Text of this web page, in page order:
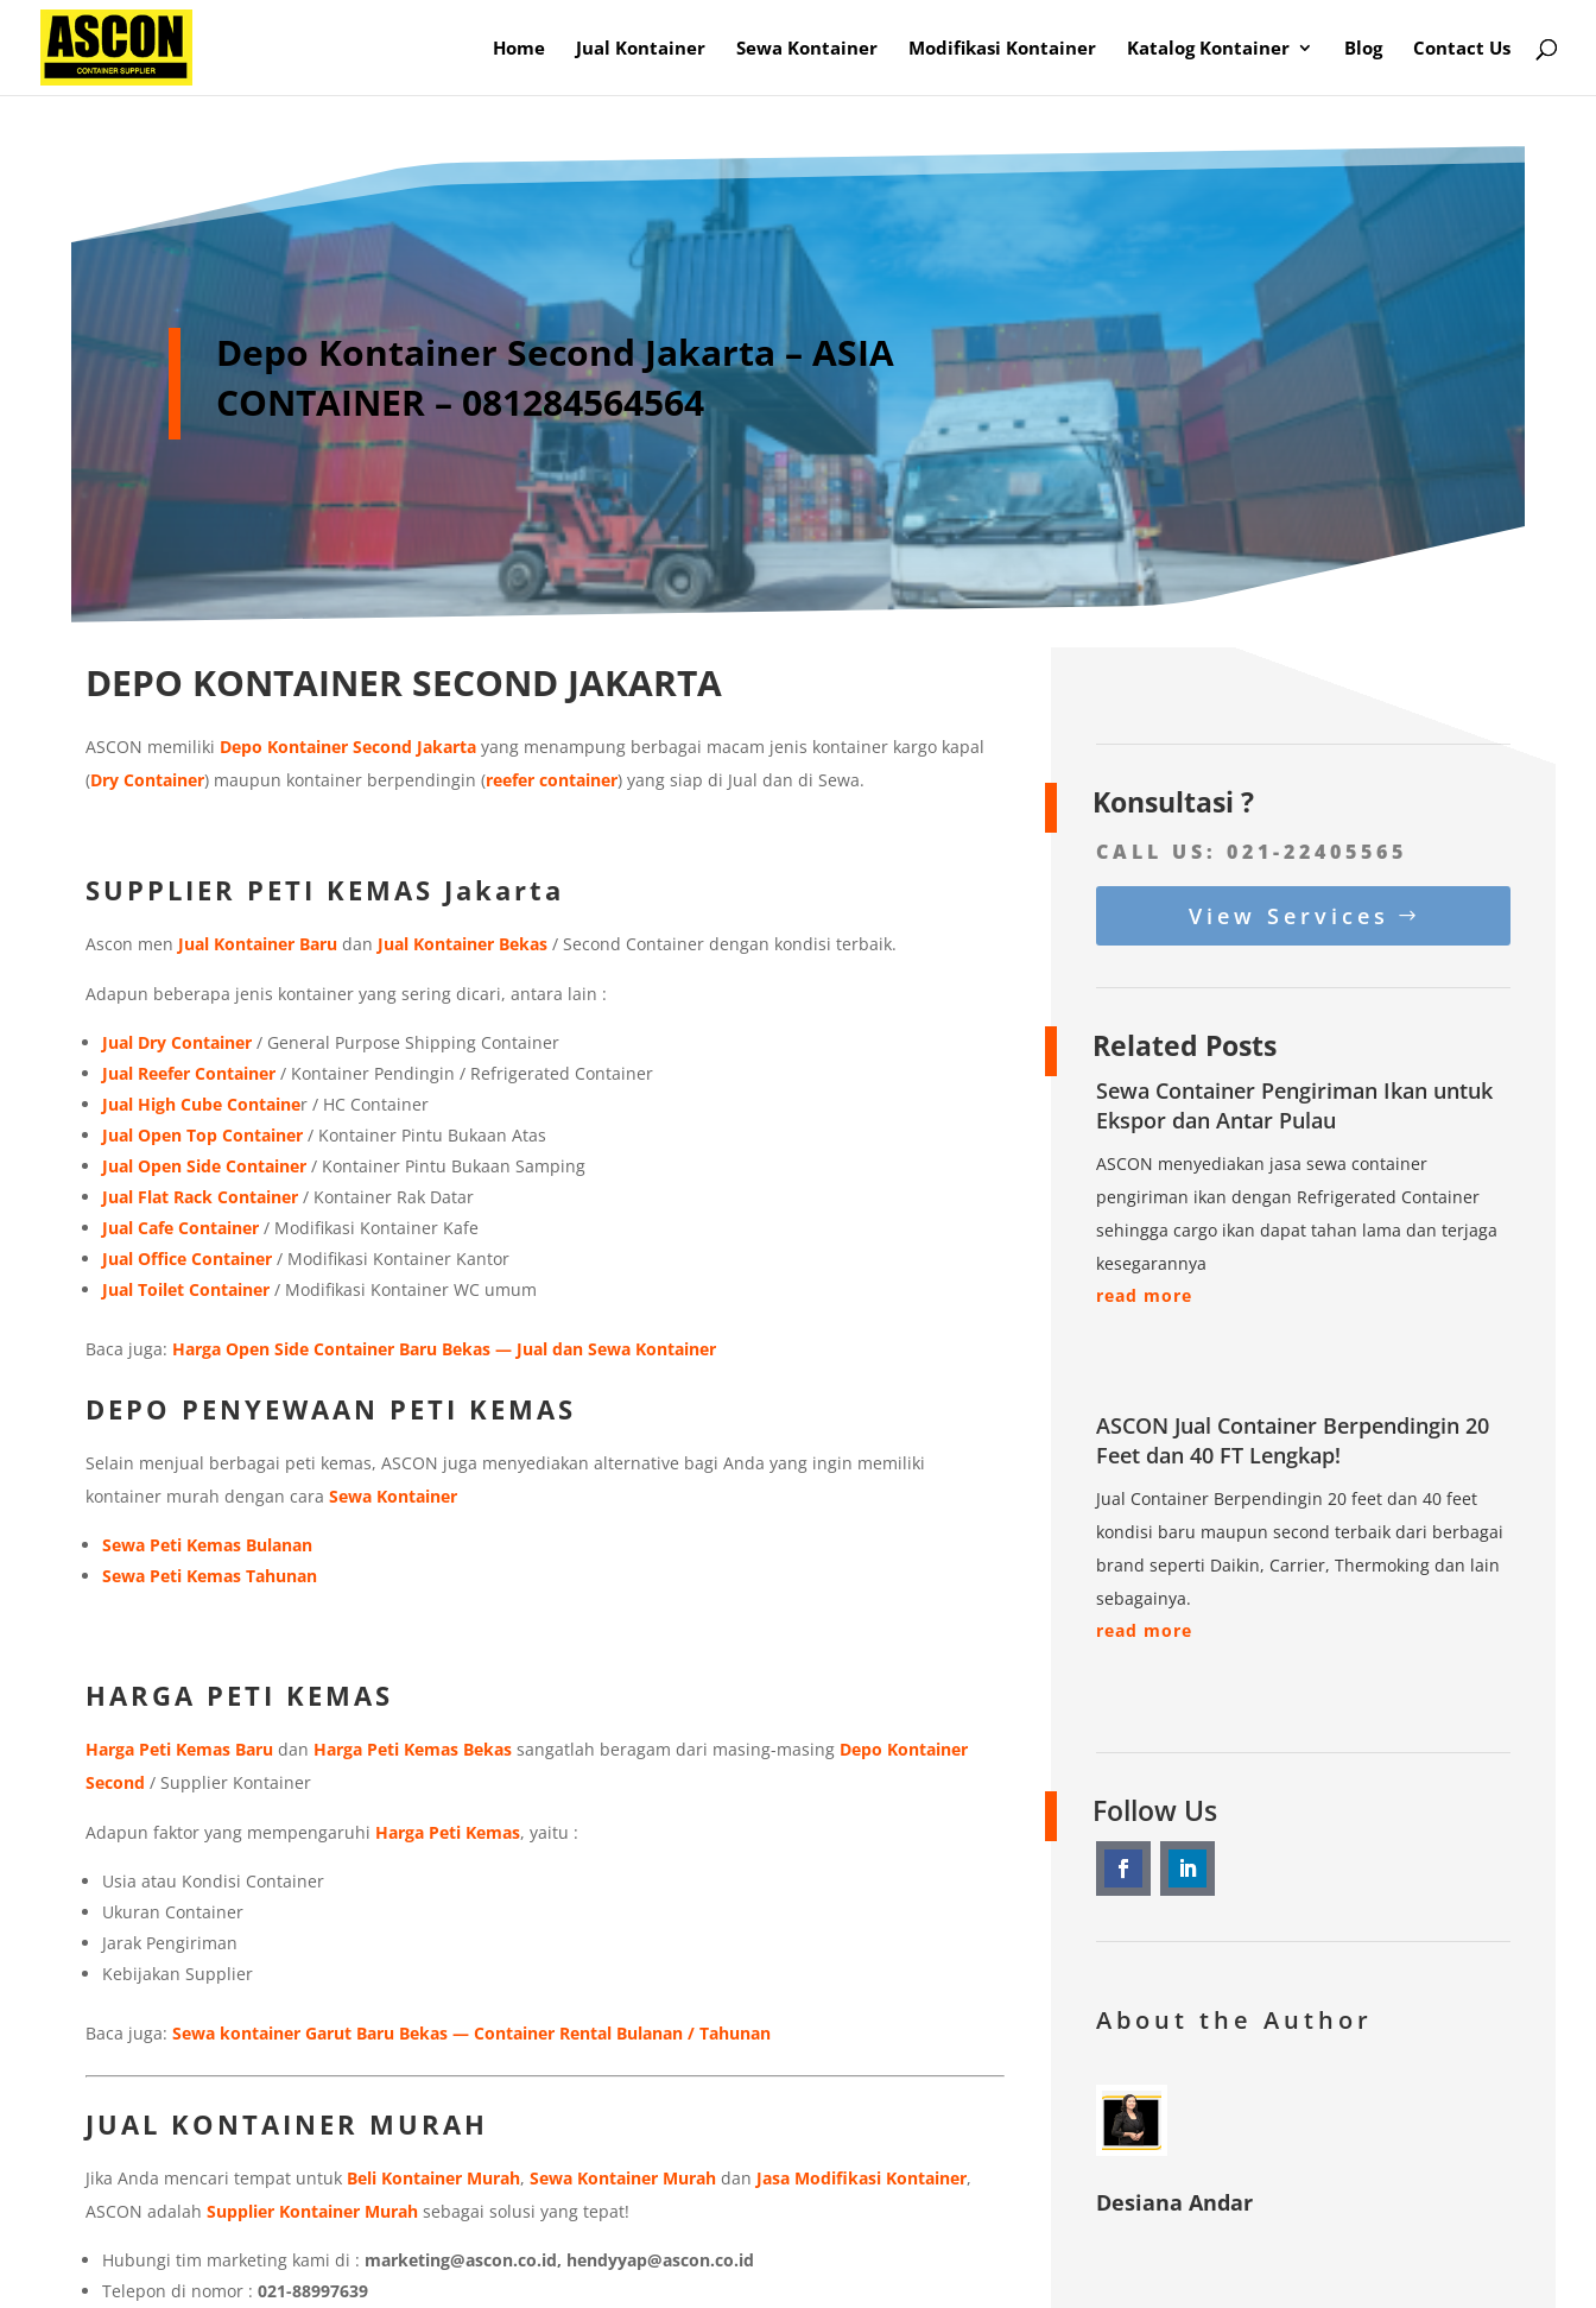
Home Jual Kontainer Sewa Kontainer Modifikasi Kontainer Katalog Kontainer Blog Contact Us
Depo Kontainer Second Jakarta – ASIA
CONTAINER – 081284564564
DEPO KONTAINER SECOND JAKARTA
ASCON memiliki Depo Kontainer Second Jakartayang menampung berbagai macam jenis kontainer kargo kapal
(Dry Container) maupun kontainer berpendingin (reefer container) yang siap di Jual dan di Sewa.
SUPPLIER PETI KEMAS Jakarta
Ascon men Jual Kontainer Barudan Jual Kontainer Bekas/ Second Container dengan kondisi terbaik.
Adapun beberapa jenis kontainer yang sering dicari, antara lain :
Jual Dry Container/ General Purpose Shipping Container
Jual Reefer Container/ Kontainer Pendingin / Refrigerated Container
Jual High Cube Container / HC Container
Jual Open Top Container/ Kontainer Pintu Bukaan Atas
Jual Open Side Container/ Kontainer Pintu Bukaan Samping
Jual Flat Rack Container/ Kontainer Rak Datar
Jual Cafe Container/ Modifikasi Kontainer Kafe
Jual Office Container/ Modifikasi Kontainer Kantor
Jual Toilet Container/ Modifikasi Kontainer WC umum
Baca juga: Harga Open Side Container Baru Bekas — Jual dan Sewa Kontainer
DEPO PENYEWAAN PETI KEMAS
Selain menjual berbagai peti kemas, ASCON juga menyediakan alternative bagi Anda yang ingin memiliki
kontainer murah dengan cara Sewa Kontainer
Sewa Peti Kemas Bulanan
Sewa Peti Kemas Tahunan
HARGA PETI KEMAS
Harga Peti Kemas Barudan Harga Peti Kemas Bekassangatlah beragam dari masing-masing Depo Kontainer
Second / Supplier Kontainer
Adapun faktor yang mempengaruhi Harga Peti Kemas, yaitu :
Usia atau Kondisi Container
Ukuran Container
Jarak Pengiriman
Kebijakan Supplier
Baca juga: Sewa kontainer Garut Baru Bekas — Container Rental Bulanan / Tahunan
JUAL KONTAINER MURAH
Jika Anda mencari tempat untuk Beli Kontainer Murah, Sewa Kontainer Murahdan Jasa Modifikasi Kontainer,
ASCON adalah Supplier Kontainer Murahsebagai solusi yang tepat!
Hubungi tim marketing kami di : marketing@ascon.co.id, hendyyap@ascon.co.id
Telepon di nomor : 021-88997639
Konsultasi ?
CALL US:021-22405565
View Services
Related Posts
Sewa Container Pengiriman Ikan untuk
Ekspor dan Antar Pulau
ASCON menyediakan jasa sewa container
pengiriman ikan dengan Refrigerated Container
sehingga cargo ikan dapat tahan lama dan terjaga
kesegarannya
read more
ASCON Jual Container Berpendingin 20
Feet dan 40 FT Lengkap!
Jual Container Berpendingin 20 feet dan 40 feet
kondisi baru maupun second terbaik dari berbagai
brand seperti Daikin, Carrier, Thermoking dan lain
sebagainya.
read more
Follow Us
About the Author
Desiana Andar